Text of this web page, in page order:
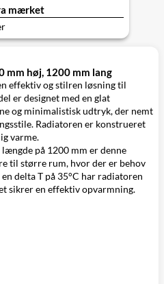
mærket
mm høj, 1200 mm lang
effektiv og stilren løsning til
er designet med en glat
og minimalistisk udtryk, der nemt
Radiatoren er konstrueret
varme.
på 1200 mm er denne
til større rum, hvor der er behov
delta T på 35°C har radiatoren
sikrer en effektiv opvarmning.